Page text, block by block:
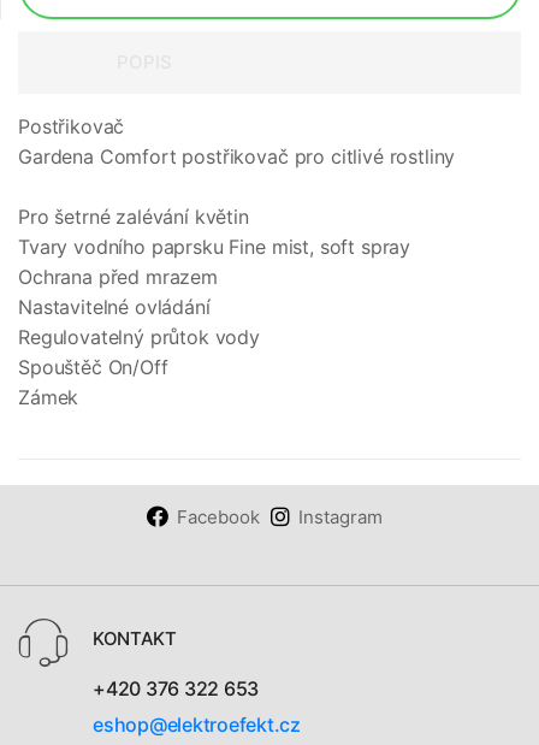
Postřikovač
Gardena Comfort postřikovač pro citlivé rostliny
Pro šetrné zalévání květin
Tvary vodního paprsku Fine mist, soft spray
Ochrana před mrazem
Nastavitelné ovládání
Regulovatelný průtok vody
Spouštěč On/Off
Zámek
Facebook Instagram
KONTAKT
+420 376 322 653
eshop@elektroefekt.cz